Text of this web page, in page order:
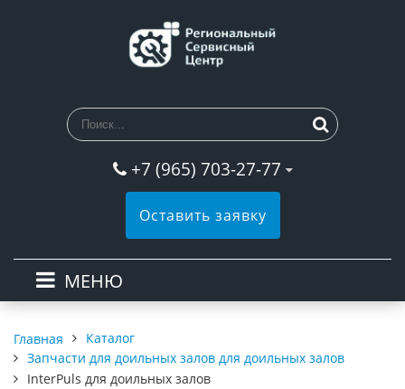
+7 (965) 703-27-77
Оставить заявку
МЕНЮ
Главная
Каталог
Запчасти для доильных залов для доильных залов
InterPuls для доильных залов